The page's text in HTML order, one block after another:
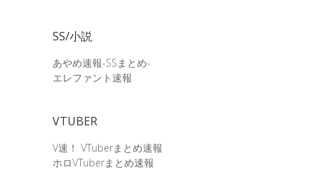
SS/小説
あやめ速報-SSまとめ-
エレファント速報
VTUBER
V速！ VTuberまとめ速報
ホロVTuberまとめ速報